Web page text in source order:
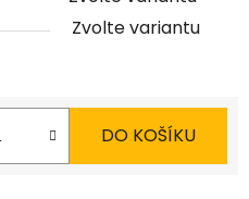
Zvolte variantu
DO KOŠÍKU